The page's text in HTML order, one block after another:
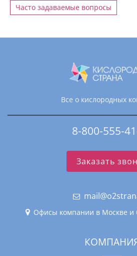
Часто задаваемые вопросы
Все о кислородных
8-800-555-
Заказать
Офисы компании в Москве и